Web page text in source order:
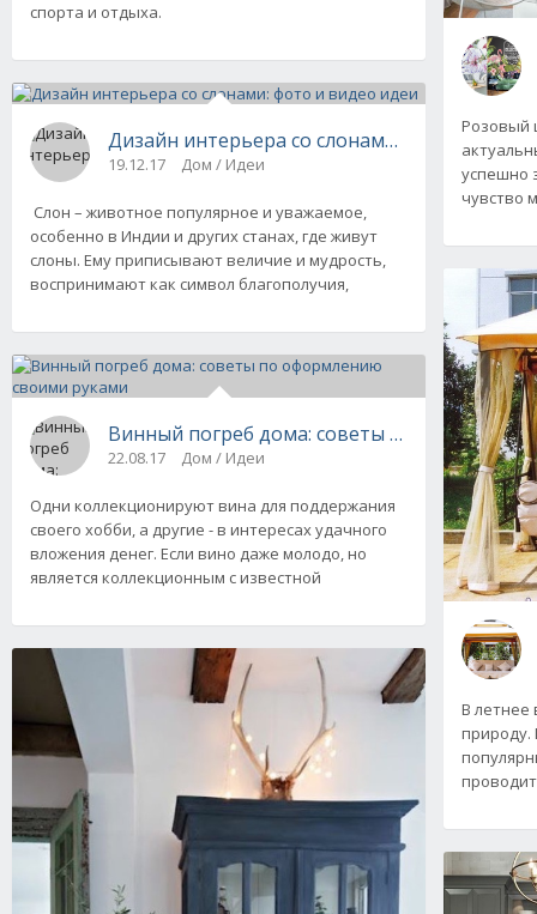
спорта и отдыха.
Дизайн интерьера со слонами: фото и
19.12.17 Дом / Идеи
Слон – животное популярное и уважаемое,
особенно в Индии и других станах, где живут
слоны. Ему приписывают величие и мудрость,
воспринимают как символ благополучия,
Винный погреб дома: советы по
22.08.17 Дом / Идеи
Одни коллекционируют вина для поддержания
своего хобби, а другие - в интересах удачного
вложения денег. Если вино даже молодо, но
является коллекционным с известной
Розовый
успешно
чувство
В летнее
природу.